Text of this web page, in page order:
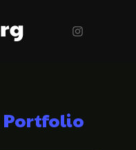
Portfolio